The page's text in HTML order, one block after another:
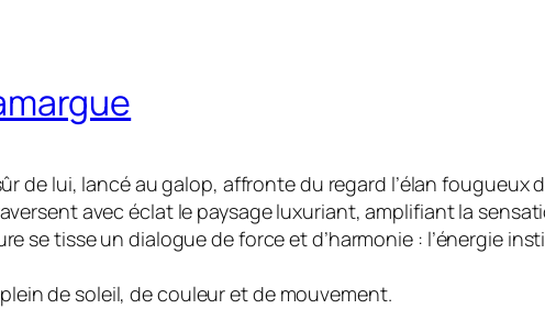
de lui, lancé au galop, affronte du regard l’élan fougueux
avec éclat le paysage luxuriant, amplifiant la
se tisse un dialogue de force et d’harmonie : l’énergie
de soleil, de couleur et de mouvement.